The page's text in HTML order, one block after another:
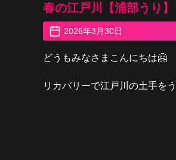
春の江戸川【浦部うり】
2026年3月30日
どうもみなさまこんにちは🤗
リカバリーで江戸川の土手を